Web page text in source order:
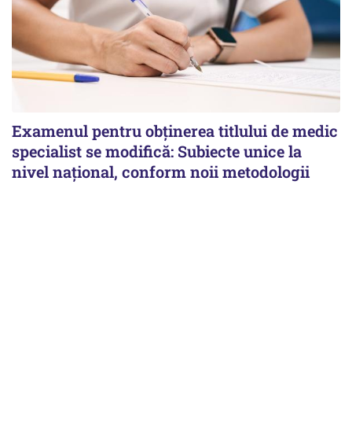
Examenul pentru obținerea titlului de medic
specialist se modifică: Subiecte unice la
nivel național, conform noii metodologii